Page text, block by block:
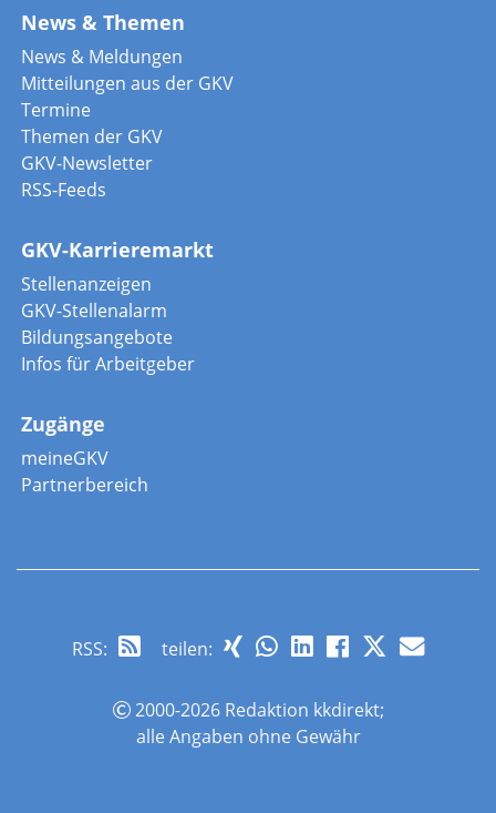
News & Themen
News & Meldungen
Mitteilungen aus der GKV
Termine
Themen der GKV
GKV-Newsletter
RSS-Feeds
GKV-Karrieremarkt
Stellenanzeigen
GKV-Stellenalarm
Bildungsangebote
Infos für Arbeitgeber
Zugänge
meineGKV
Partnerbereich
RSS: teilen:
2000-2026 Redaktion kkdirekt;
alle Angaben ohne Gewähr